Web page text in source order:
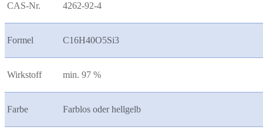
CAS-Nr. 4262-92-4
Formel C16H40O5Si3
Wirkstoff min. 97 %
Farbe Farblos oder hellgelb